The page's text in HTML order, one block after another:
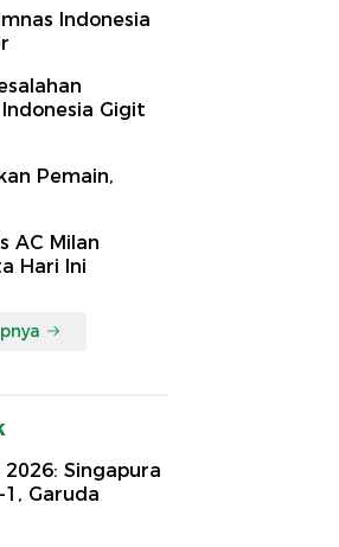
Indonesia
Gigit
Pemain,
AC Milan
Hari Ini
2026: Singapura
1, Garuda